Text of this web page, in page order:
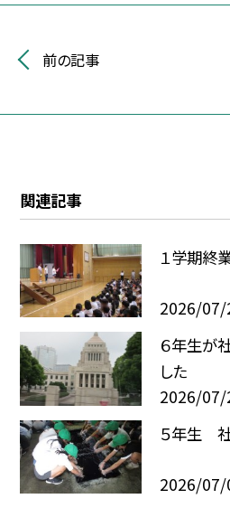
前の記事
関連記事
１学期終
2026/07/
６年生が
した
2026/07/
５年生
2026/07/